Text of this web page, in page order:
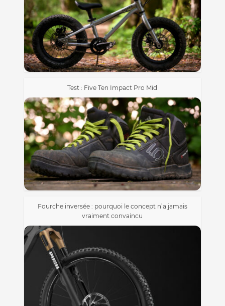
Test : Five Ten Impact Pro Mid
Fourche inversée : pourquoi le concept n’a jamais
vraiment convaincu